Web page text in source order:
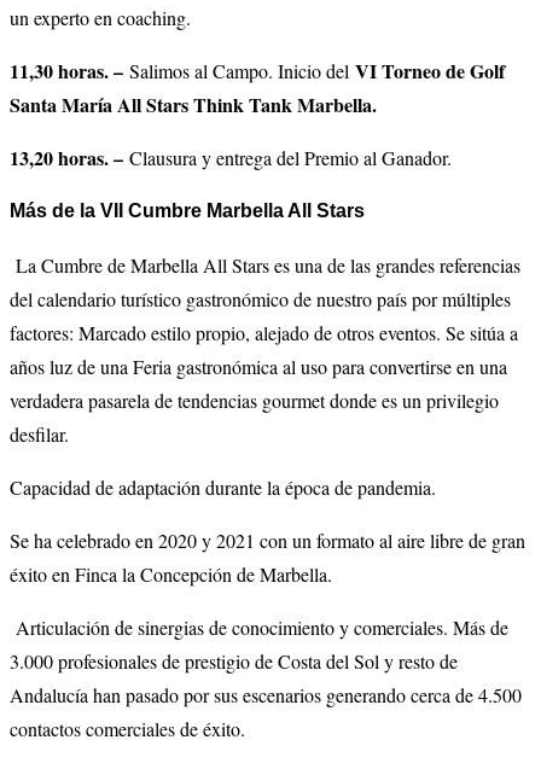
un experto en coaching.
11,30 horas. – Salimos al Campo. Inicio del VI Torneo de Golf
Santa María All Stars Think Tank Marbella.
13,20 horas. – Clausura y entrega del Premio al Ganador.
Más de la VII Cumbre Marbella All Stars
La Cumbre de Marbella All Stars es una de las grandes referencias
del calendario turístico gastronómico de nuestro país por múltiples
factores: Marcado estilo propio, alejado de otros eventos. Se sitúa a
años luz de una Feria gastronómica al uso para convertirse en una
verdadera pasarela de tendencias gourmet donde es un privilegio
desfilar.
Capacidad de adaptación durante la época de pandemia.
Se ha celebrado en 2020 y 2021 con un formato al aire libre de gran
éxito en Finca la Concepción de Marbella.
Articulación de sinergias de conocimiento y comerciales. Más de
3.000 profesionales de prestigio de Costa del Sol y resto de
Andalucía han pasado por sus escenarios generando cerca de 4.500
contactos comerciales de éxito.